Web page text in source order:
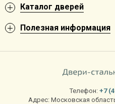
Каталог дверей
Полезная информация
Телефон: +7
Адрес: Московская